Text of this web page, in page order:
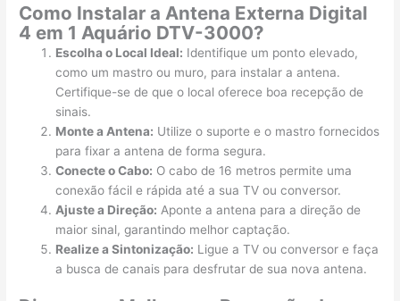
Como Instalar a Antena Externa Digital
4 em 1 Aquário DTV-3000?
Escolha o Local Ideal: Identifique um ponto elevado,
como um mastro ou muro, para instalar a antena.
Certifique-se de que o local oferece boa recepção de
sinais.
Monte a Antena: Utilize o suporte e o mastro fornecidos
para fixar a antena de forma segura.
Conecte o Cabo: O cabo de 16 metros permite uma
conexão fácil e rápida até a sua TV ou conversor.
Ajuste a Direção: Aponte a antena para a direção de
maior sinal, garantindo melhor captação.
Realize a Sintonização: Ligue a TV ou conversor e faça
a busca de canais para desfrutar de sua nova antena.